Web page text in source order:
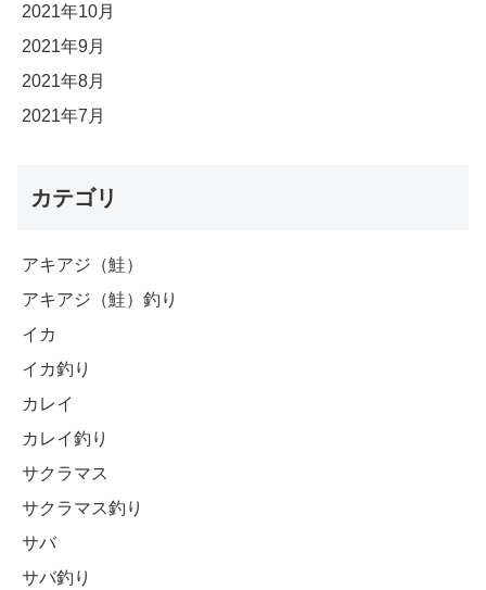
2021年10月
2021年9月
2021年8月
2021年7月
カテゴリ
アキアジ（鮭）
アキアジ（鮭）釣り
イカ
イカ釣り
カレイ
カレイ釣り
サクラマス
サクラマス釣り
サバ
サバ釣り